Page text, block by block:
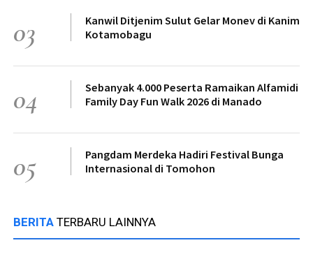
03
Kanwil Ditjenim Sulut Gelar Monev di Kanim
Kotamobagu
04
Sebanyak 4.000 Peserta Ramaikan Alfamidi
Family Day Fun Walk 2026 di Manado
05
Pangdam Merdeka Hadiri Festival Bunga
Internasional di Tomohon
BERITA TERBARU LAINNYA